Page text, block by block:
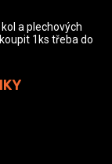
a plechových
1ks třeba do